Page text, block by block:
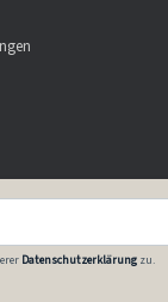
Datenschutzerklärung zu.